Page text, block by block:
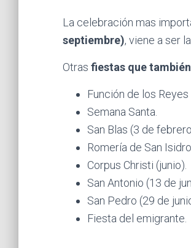
La celebración mas
septiembre), viene a ser
Otras fiestas que
Función de los
Semana Santa.
San Blas (3 de
Romería de San
Corpus Christi (junio).
San Antonio (13 de
San Pedro (29 de
Fiesta del emigrante.